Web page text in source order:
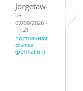
Jorgetaw
чт,
07/09/2026 -
11:21
постоянная
ссылка
(permalink)